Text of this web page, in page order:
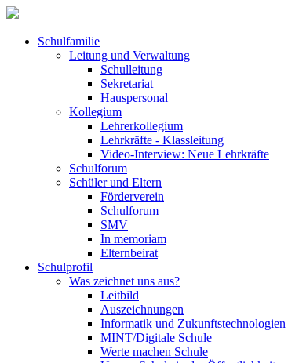
Schulfamilie
Leitung und Verwaltung
Schulleitung
Sekretariat
Hauspersonal
Kollegium
Lehrerkollegium
Lehrkräfte - Klassleitung
Video-Interview: Neue Lehrkräfte
Schulforum
Schüler und Eltern
Förderverein
Schulforum
SMV
In memoriam
Elternbeirat
Schulprofil
Was zeichnet uns aus?
Leitbild
Auszeichnungen
Informatik und Zukunftstechnologien
MINT/Digitale Schule
Werte machen Schule